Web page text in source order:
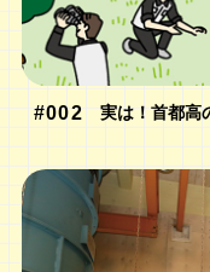
#002 実は！首都高